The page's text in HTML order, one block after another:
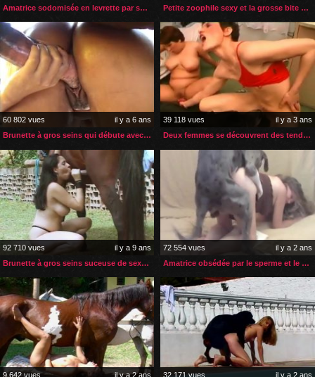
Amatrice sodomisée en levrette par son chien
Petite zoophile sexy et la grosse bite de son cheval
60 802 vues
il y a 6 ans
Brunette à gros seins qui débute avec une bite de cheval
39 118 vues
il y a 3 ans
Deux femmes se découvrent des tendances lesbiennes et zoophiles
92 710 vues
il y a 9 ans
Brunette à gros seins suceuse de sexe de cheval
72 554 vues
il y a 2 ans
Amatrice obsédée par le sperme et le sexe de ses chiens
9 642 vues il y a 2 ans 32 171 vues il y a 2 ans